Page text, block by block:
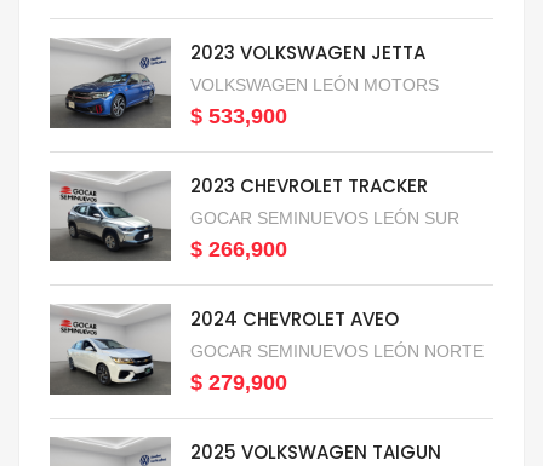
2023 VOLKSWAGEN JETTA
VOLKSWAGEN LEÓN MOTORS
$ 533,900
2023 CHEVROLET TRACKER
GOCAR SEMINUEVOS LEÓN SUR
$ 266,900
2024 CHEVROLET AVEO
GOCAR SEMINUEVOS LEÓN NORTE
$ 279,900
2025 VOLKSWAGEN TAIGUN